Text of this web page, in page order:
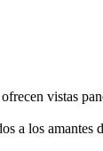
vistas
a los amantes